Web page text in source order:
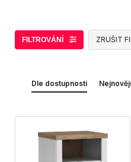
FILTROVÁNÍ ZRUŠIT
Dle dostupnosti